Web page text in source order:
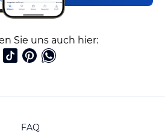
Sie uns auch hier:
FAQ